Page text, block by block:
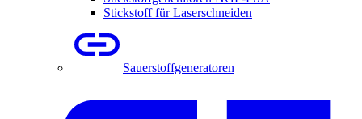
Stickstoff für Laserschneiden
Sauerstoffgeneratoren